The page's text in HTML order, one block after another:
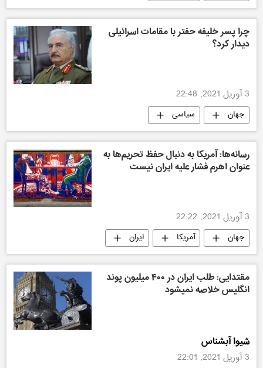
چرا پسر خلیفه حفتر با مقامات اسرائیلی
دیدار کرد؟
3 آوریل 2021, 22:48
جهان سیاسی
رسانه‌ها: آمریکا به دنبال حفظ تحریم‌ها به
عنوان اهرم فشار علیه ایران نیست
3 آوریل 2021, 22:22
جهان آمریکا
ایران
سیاسی
مقتدایی: طلب ایران در ۴۰۰ میلیون پوند
انگلیس خلاصه نمیشود
شیوا آبشناس
3 آوریل 2021, 22:01